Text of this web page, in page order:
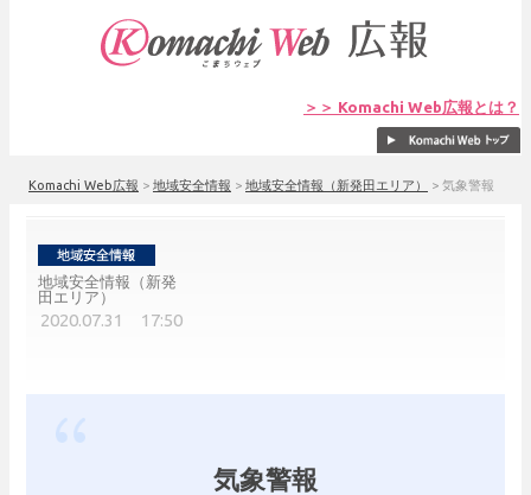
＞＞ Komachi Web広報とは？
Komachi Web広報 > 地域安全情報 > 地域安全情報（新発田エリア） > 気象警報
地域安全情報（新発
田エリア）
2020.07.31 17:50
気象警報